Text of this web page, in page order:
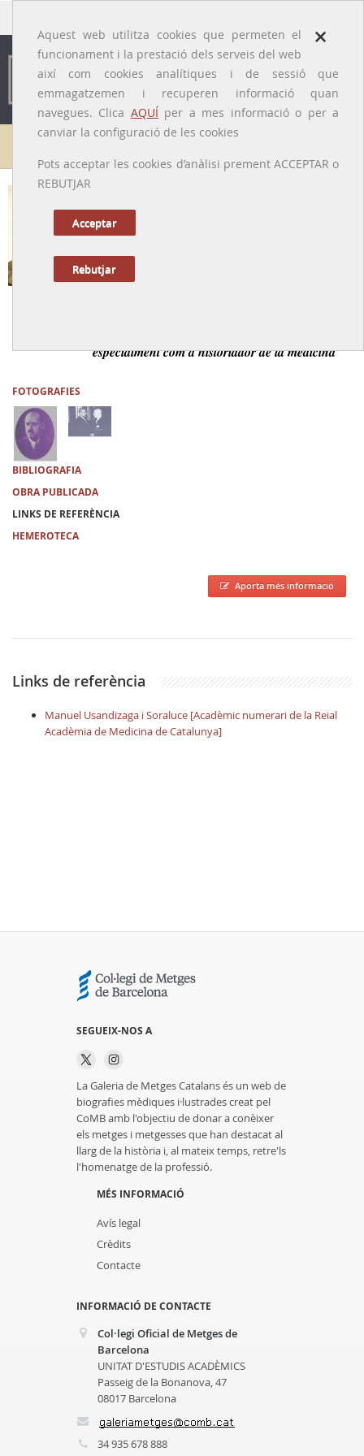
×
Aquest web utilitza cookies que permeten el
funcionament i la prestació dels serveis del web
així com cookies analítiques i de sessió que
emmagatzemen i recuperen informació quan
navegues. Clica AQUÍper a mes informació o per a
canviar la configuració de les cookies
Pots acceptar les cookies d’anàlisi prement ACCEPTAR o
REBUTJAR
Acceptar
Rebutjar
Galeria de metges
[Sant Sebastià, 1898 - Barcelona, 1982]
especialment com a historiador de la medicina
FOTOGRAFIES
BIBLIOGRAFIA
OBRA PUBLICADA
LINKS DE REFERÈNCIA
HEMEROTECA
Aporta més informació
Links de referència
Manuel Usandizaga i Soraluce [Acadèmic numerari de la Reial
Acadèmia de Medicina de Catalunya]
SEGUEIX-NOS A
La Galeria de Metges Catalans és un web de
biografies mèdiques i·lustrades creat pel
CoMB amb l'objectiu de donar a conèixer
els metges i metgesses que han destacat al
llarg de la història i, al mateix temps, retre'ls
l'homenatge de la professió.
MÉS INFORMACIÓ
Avís legal
Crèdits
Contacte
INFORMACIÓ DE CONTACTE
Col·legi Oficial de Metges de
Barcelona
UNITAT D'ESTUDIS ACADÈMICS
Passeig de la Bonanova, 47
08017 Barcelona
34 935 678 888